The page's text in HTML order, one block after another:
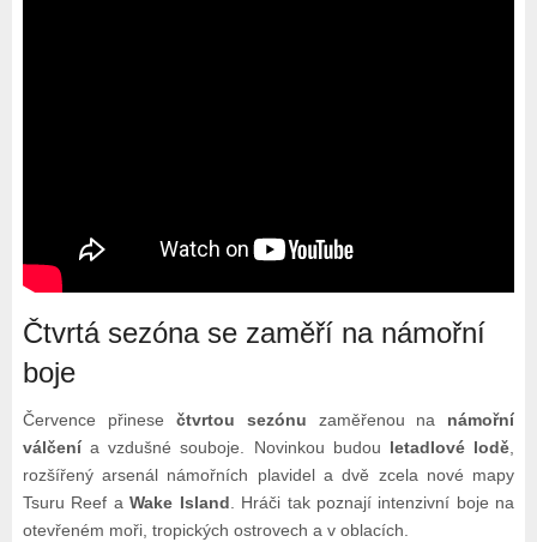
Čtvrtá sezóna se zaměří na námořní
boje
Července přinese čtvrtou sezónu zaměřenou na námořní
válčenía vzdušné souboje. Novinkou budou letadlové lodě
rozšířený arsenál námořních plavidel a dvě zcela nové mapy
Tsuru Reef aWake Island . Hráči tak poznají intenzivní boje na
otevřeném moři, tropických ostrovech a v oblacích.